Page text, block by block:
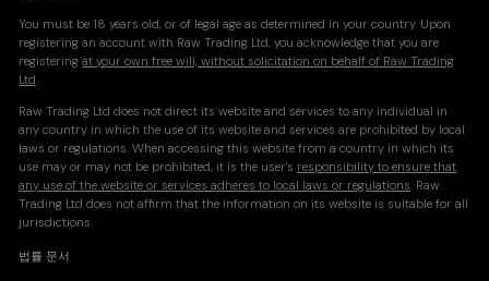
You must be 18 years old, or of legal age as determined in your country. Upon
registering an account with Raw Trading Ltd, you acknowledge that you are
registeringat your own free will, without solicitation on behalf of Raw Trading
Ltd.
Raw Trading Ltd does not direct its website and services to any individual in
any country in which the use of its website and services are prohibited by local
laws or regulations. When accessing this website from a country in which its
use may or may not be prohibited, it is the user's responsibility to ensure that
any use of the website or services adheres to local laws or regulations. Raw
Trading Ltd does not affirm that the information on its website is suitable for all
jurisdictions.
법률 문서